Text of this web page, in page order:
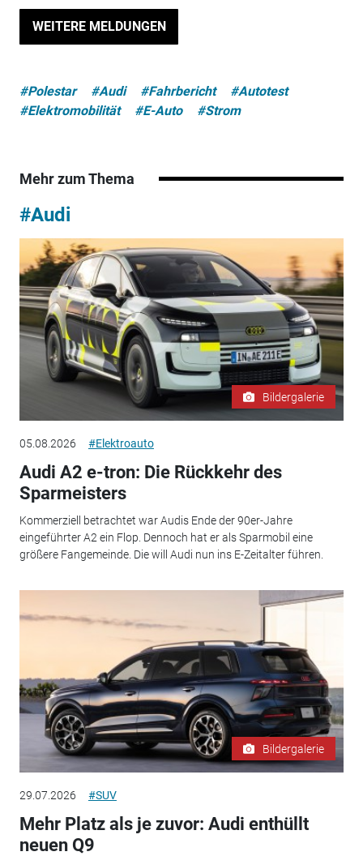
WEITERE MELDUNGEN
#Polestar #Audi #Fahrbericht
#Autotest
#Elektromobilität
#E-Auto #Strom
Mehr zum Thema
#Audi
Bildergalerie
05.08.2026 #Elektroauto
Audi A2 e-tron: Die Rückkehr des
Sparmeisters
Kommerziell betrachtet war Audis Ende der 90er-Jahre
eingeführter A2 ein Flop. Dennoch hat er als Sparmobil eine
größere Fangemeinde. Die will Audi nun ins E-Zeitalter führen.
Bildergalerie
29.07.2026 #SUV
Mehr Platz als je zuvor: Audi enthüllt
neuen Q9